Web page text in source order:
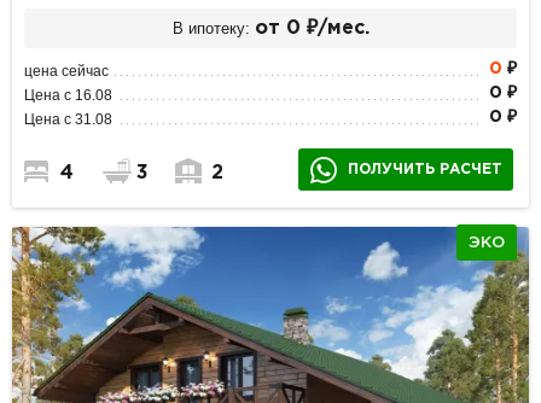
В ипотеку: от 0 ₽/мес.
цена сейчас 0 ₽
Цена с 16.08 0 ₽
Цена с 31.08 0 ₽
4 3 2 ПОЛУЧИТЬ РАСЧЕТ
ЭКО